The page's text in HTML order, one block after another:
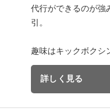
代行ができるのが強
引。
趣味はキックボクシ
詳しく見る